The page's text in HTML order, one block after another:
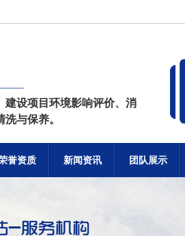
建设项目环境影响评价、消
与保养。
誉资质 新闻资讯 团队展示